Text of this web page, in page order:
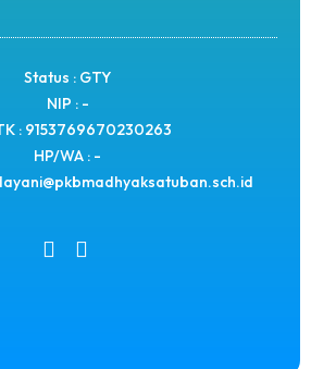
Status : GTY
NIP : -
: 9153769670230263
HP/WA : -